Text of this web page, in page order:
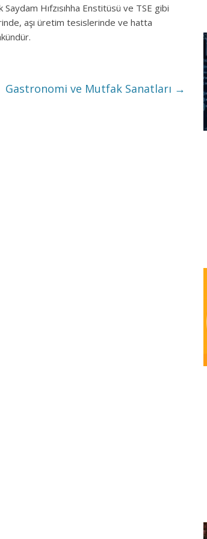
Hıfzısıhha Enstitüsü ve TSE gibi
aşı üretim tesislerinde ve hatta
Gastronomi ve Mutfak Sanatları →